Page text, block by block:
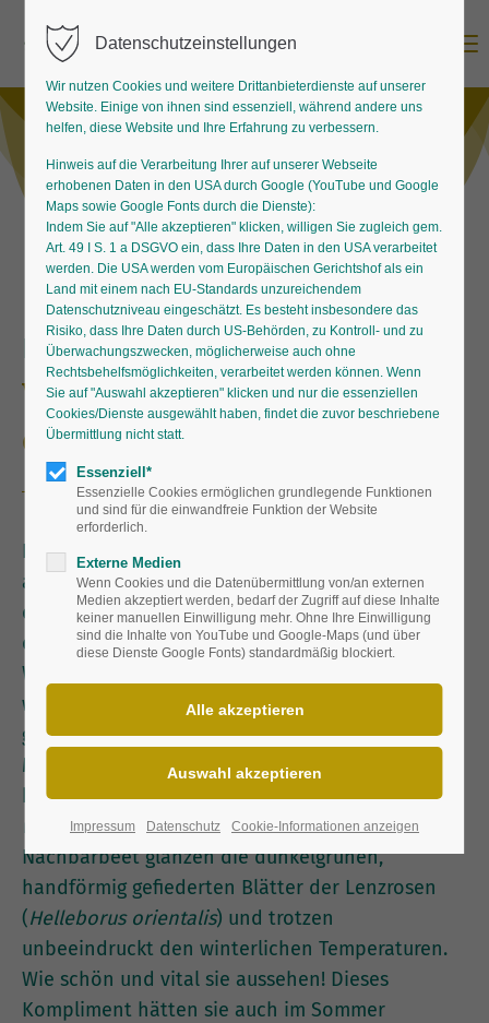
Beständiger Blickfang
Wintergrüne Stauden für
den Garten
Frischgrünes Blattwerk im Winter fällt auf und
allein der Anblick tut gut. Schließlich kleidet sich
die Natur um diese Jahreszeit überwiegend
dezent und viele Pflanzen machen Pause.
Wintergrüne Stauden sorgen für Farbe und
werden schon lange vor dem ersten Frost
gepflanzt.
Mit einem Teppich aus herzförmigen Blättern
bedeckt die Elfenblume (Epimedium x
warleyense) ‘Orangekönigin’ den Boden. Im
Nachbarbeet glänzen die dunkelgrünen,
handförmig gefiederten Blätter der Lenzrosen
(Helleborus orientalis) und trotzen
unbeeindruckt den winterlichen Temperaturen.
Wie schön und vital sie aussehen! Dieses
Kompliment hätten sie auch im Sommer
Datenschutzeinstellungen
Wir nutzen Cookies und weitere Drittanbieterdienste auf unserer
Website. Einige von ihnen sind essenziell, während andere uns
helfen, diese Website und Ihre Erfahrung zu verbessern.
Hinweis auf die Verarbeitung Ihrer auf unserer Webseite
erhobenen Daten in den USA durch Google (YouTube und Google
Maps sowie Google Fonts durch die Dienste):
Indem Sie auf "Alle akzeptieren" klicken, willigen Sie zugleich gem.
Art. 49 I S. 1 a DSGVO ein, dass Ihre Daten in den USA verarbeitet
werden. Die USA werden vom Europäischen Gerichtshof als ein
Land mit einem nach EU-Standards unzureichendem
Datenschutzniveau eingeschätzt. Es besteht insbesondere das
Risiko, dass Ihre Daten durch US-Behörden, zu Kontroll- und zu
Überwachungszwecken, möglicherweise auch ohne
Rechtsbehelfsmöglichkeiten, verarbeitet werden können. Wenn
Sie auf "Auswahl akzeptieren" klicken und nur die essenziellen
Cookies/Dienste ausgewählt haben, findet die zuvor beschriebene
Übermittlung nicht statt.
Essenziell*
Essenzielle Cookies ermöglichen grundlegende Funktionen
und sind für die einwandfreie Funktion der Website
erforderlich.
Externe Medien
Wenn Cookies und die Datenübermittlung von/an externen
Medien akzeptiert werden, bedarf der Zugriff auf diese Inhalte
keiner manuellen Einwilligung mehr. Ohne Ihre Einwilligung
sind die Inhalte von YouTube und Google-Maps (und über
diese Dienste Google Fonts) standardmäßig blockiert.
Impressum Datenschutz Cookie-Informationen anzeigen